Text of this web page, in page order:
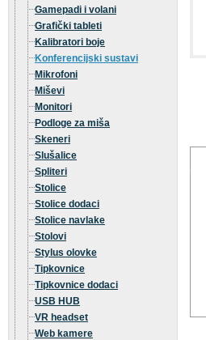
Gamepadi i volani
Grafički tableti
Kalibratori boje
Konferencijski sustavi
Mikrofoni
Miševi
Monitori
Podloge za miša
Skeneri
Slušalice
Spliteri
Stolice
Stolice dodaci
Stolice navlake
Stolovi
Stylus olovke
Tipkovnice
Tipkovnice dodaci
USB HUB
VR headset
Web kamere